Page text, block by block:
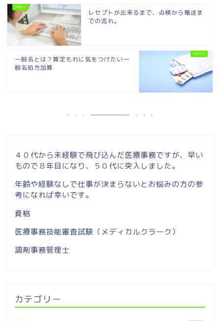
レセプトが出来るまで、点検から電送ま
での流れ。
一般名とは？算定もれに気をつけたい一
般名処方加算
４０代から未経験で飛び込んだ医療事務ですが、早い
もので８年目になり、５０代に突入しました。
年齢や経験なしで仕事が決まらないとお悩みの方の参
考になれば幸いです。
資格
医療事務技能審査試験（メディカルクラーク）
調剤事務管理士
カテゴリー